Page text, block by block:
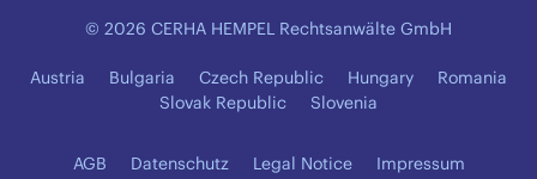
© 2026 CERHA HEMPEL Rechtsanwälte GmbH
Austria Bulgaria Czech Republic Hungary
Romania
Slovak Republic
Slovenia
AGB Datenschutz Legal Notice Impressum